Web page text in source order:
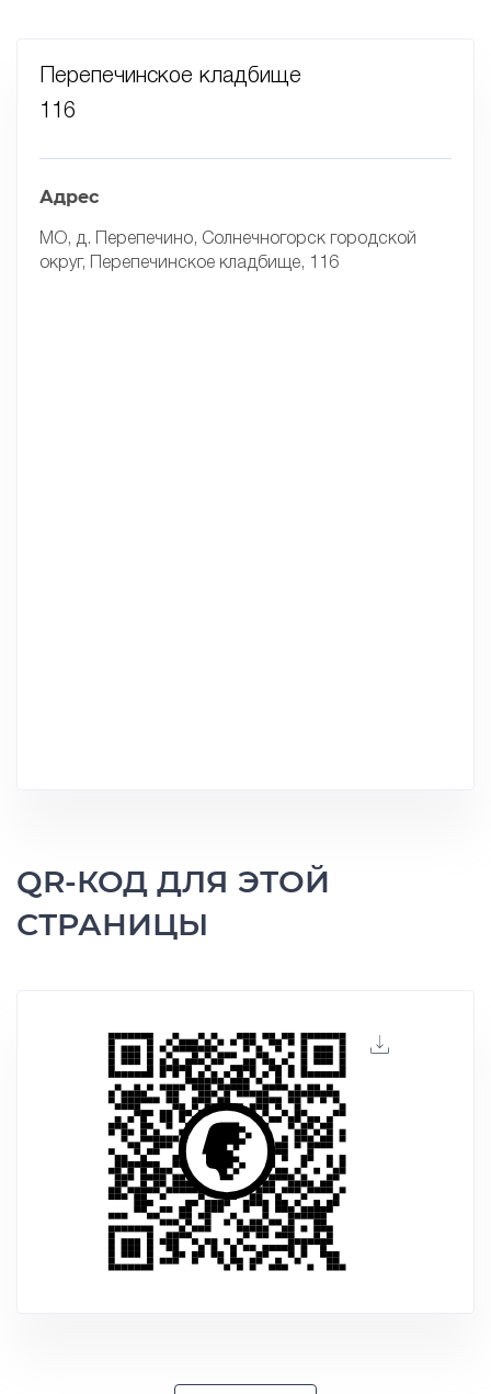
Перепечинское кладбище
116
Адрес
МО, д. Перепечино, Солнечногорск городской
округ, Перепечинское кладбище, 116
QR-КОД ДЛЯ ЭТОЙ
СТРАНИЦЫ